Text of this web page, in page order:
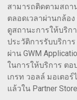
สามารถติดตามสถา
ตลอดเวลาผ่านกล้อ
ดูสถานะการให้บริก
ประวัติการรับบริกา
ผ่าน GWM
ในการให้บริการ ตอ
เกรท วอลล์ มอเตอร์
แล้วใน Partner